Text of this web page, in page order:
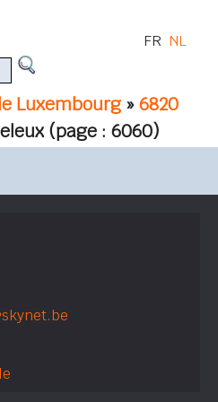
Luxembourg»6820
(page : 6060)
FR NL